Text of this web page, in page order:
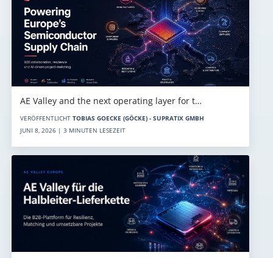
AE Valley and the next operating layer for t…
VERÖFFENTLICHT TOBIAS GOECKE (GÖCKE) - SUPRATIX GMBH
JUNI 8, 2026 | 3 MINUTEN LESEZEIT